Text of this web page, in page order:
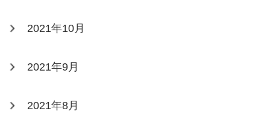
2021年10月
2021年9月
2021年8月